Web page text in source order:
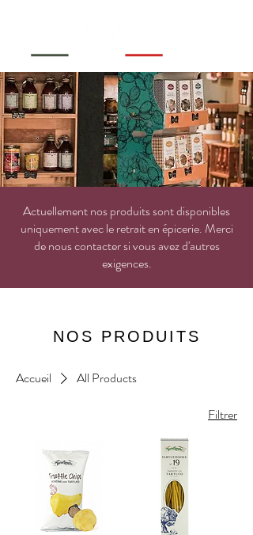
Actuellement nos produits sont disponibles
uniquement avec le retrait en épicerie. Merci
de nous contacter si vous avez d'autres
exigences.
NOS PRODUITS
Accueil
All Products
Filtrer